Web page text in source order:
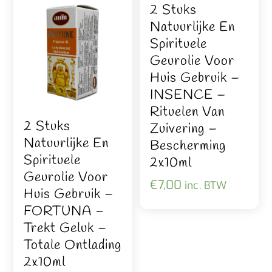
2 Stuks
Natuurlijke En
Spirituele
Geurolie Voor
Huis Gebruik –
FORTUNA –
Trekt Geluk –
Totale Ontlading
2x10ml
2 Stuks
Natuurlijke En
Spirituele
Geurolie Voor
Huis Gebruik –
INSENCE –
Rituelen Van
Zuivering –
Bescherming
2x10ml
€7,00 inc. BTW